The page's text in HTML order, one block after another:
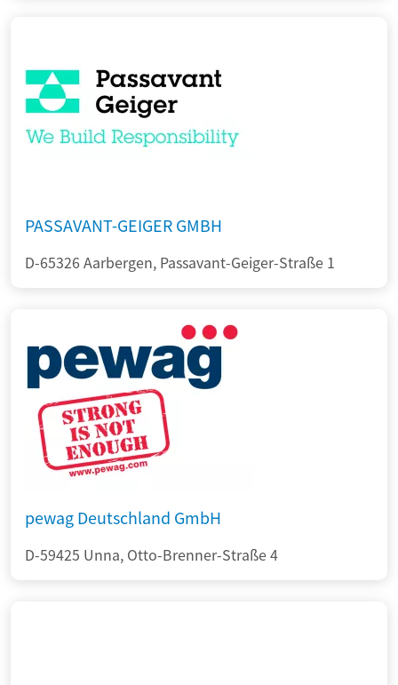
PASSAVANT-GEIGER GMBH
D-65326 Aarbergen, Passavant-Geiger-Straße 1
pewag Deutschland GmbH
D-59425 Unna, Otto-Brenner-Straße 4